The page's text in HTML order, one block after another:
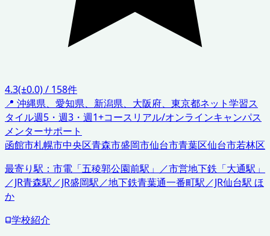
4.3(±0.0)/ 158件
📍 沖縄県、愛知県、新潟県、大阪府、東京都ネット学習ス
タイル週5・週3・週1+コース リアル/オンラインキャンパス
メンターサポート
函館市札幌市中央区青森市盛岡市仙台市青葉区仙台市若林区
最寄り駅： 市電「五稜郭公園前駅」／市営地下鉄「大通駅」
／JR青森駅／JR盛岡駅／地下鉄青葉通一番町駅／JR仙台駅 ほ
か
学校紹介